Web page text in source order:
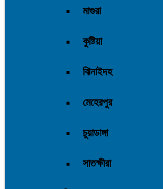
মাগুরা
কুষ্টিয়া
ঝিনাইদহ
মেহেরপুর
চুয়াডাঙ্গা
সাতক্ষীরা